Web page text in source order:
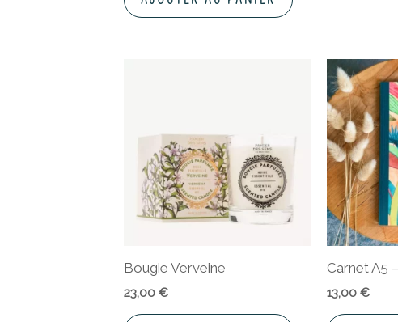
Bougie Verveine
23,00€
Carnet A5
13,00€